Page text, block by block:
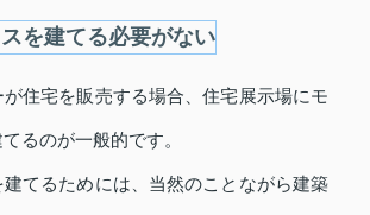
を建てる必要がない
住宅を販売する場合、住宅展示場にモ
るのが一般的です。
てるためには、当然のことながら建築